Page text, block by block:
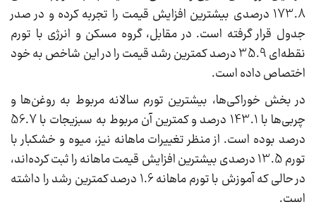
173.8 درصدی بیشترین افزایش قیمت را تجربه کرده و در صدر
جدول قرار گرفته است. در مقابل، گروه مسکن و انرژی با تورم
نقطه‌ای 35.9 درصد کمترین رشد قیمت را در این شاخص به خود
اختصاص داده است.
در بخش خوراکی‌ها، بیشترین تورم سالانه مربوط به روغن‌ها و
چربی‌ها با 143.1 درصد و کمترین آن مربوط به سبزیجات با 56.7
درصد بوده است. از منظر تغییرات ماهانه نیز، میوه و خشکبار با
تورم 13.5 درصدی بیشترین افزایش قیمت ماهانه را ثبت کرده‌اند،
در حالی که آموزش با تورم ماهانه 1.6 درصد کمترین رشد را داشته
است.